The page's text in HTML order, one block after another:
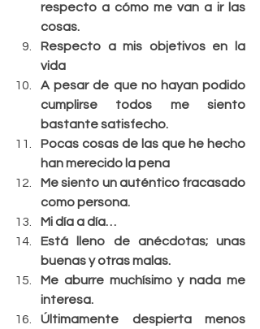
respecto a cómo me van a ir las
cosas.
Respecto a mis objetivos en la
vida
A pesar de que no hayan podido
cumplirse todos me siento
bastante satisfecho.
Pocas cosas de las que he hecho
han merecido la pena
Me siento un auténtico fracasado
como persona.
Mi día a día…
Está lleno de anécdotas; unas
buenas y otras malas.
Me aburre muchísimo y nada me
interesa.
Últimamente despierta menos